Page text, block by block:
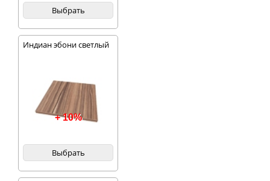
Выбрать
Индиан эбони светлый
+ 10%
Выбрать